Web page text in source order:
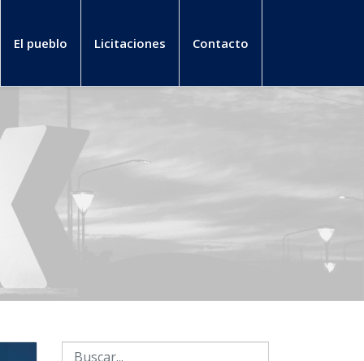
El pueblo Licitaciones Contacto